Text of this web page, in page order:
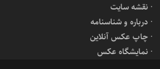
نقشه سایت
درباره و شناسنامه
چاپ عکس آنلاین
نمایشگاه عکس